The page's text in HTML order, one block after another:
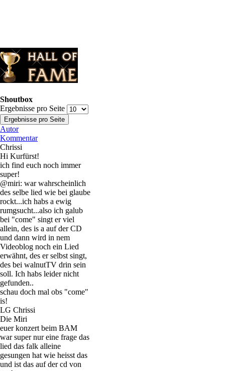
Shoutbox
Ergebnisse pro Seite
Autor
Kommentar
Chrissi
Hi Kurfürst!
ich find euch noch immer
super!
@miri: war wahrscheinlich
des selbe lied wie bei glaube
rockt...ich habs a ewig
rumgsucht...also ich galub
bei "come" singt er viel
allein, des is a auf der CD
und dann wird in nem
Videoblog noch ein Lied
erwähnt, des er selbst singt,
des bei walnutTV drin sein
soll. Ich habs leider nicht
gefunden..
schau doch mal obs "come"
is!
LG Chrissi
Die Miri
euer konzert beim BAM
war super nur eine frage das
lied das falk alleine
gesungen hat wie heisst das
und ist das auf der cd von